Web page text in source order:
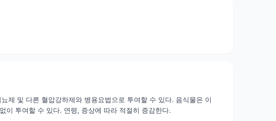
제 및 다른 혈압강하제와 병용요법으로 투여할 수 있다. 음식물은 이
이 투여할 수 있다. 연령, 증상에 따라 적절히 증감한다.